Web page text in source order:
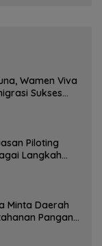
Wamen Viva
Sukses
Piloting
Langkah
Minta Daerah
Pangan